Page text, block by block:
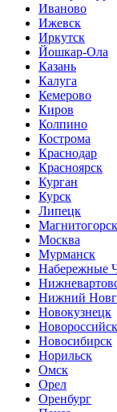
Иваново
Ижевск
Иркутск
Йошкар-Ола
Казань
Калуга
Кемерово
Киров
Колпино
Кострома
Краснодар
Красноярск
Курган
Курск
Липецк
Магнитогорск
Москва
Мурманск
Набережные
Нижний
Новокузнецк
Новороссийск
Новосибирск
Норильск
Омск
Орел
Оренбург